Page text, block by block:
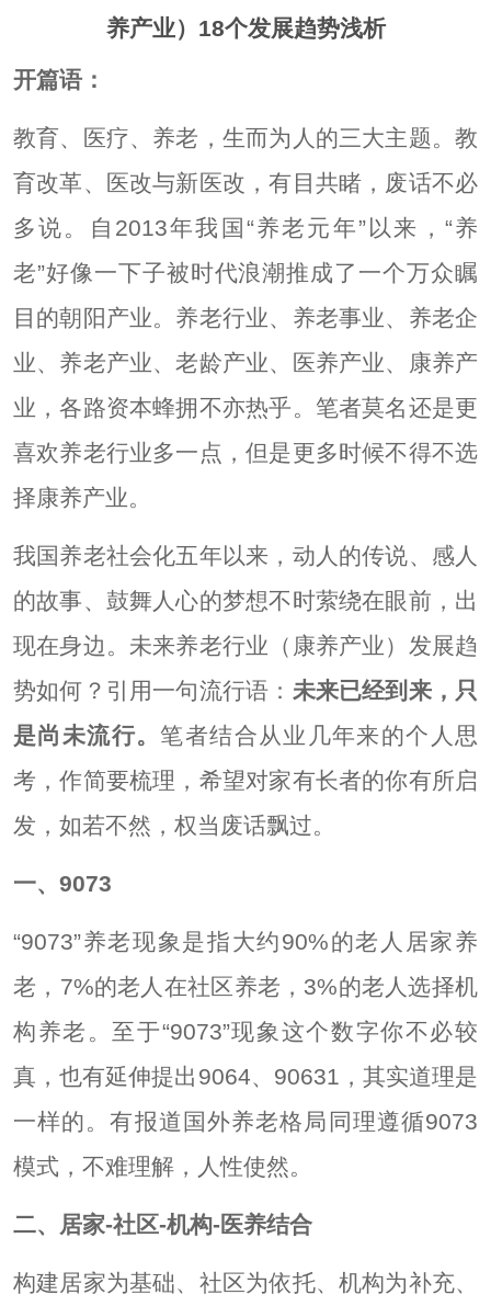
养产业）18个发展趋势浅析
开篇语：
教育、医疗、 养老 ，生而为人的三大主题。教
育改革、医改与新医改，有目共睹，废话不必
多说。自2013年我国“养老元年”以来，“养
老”好像一下子被时代浪潮推成了一个万众瞩
目的朝阳产业。养老行业、养老事业、养老企
业、养老产业、老龄产业、医养产业、康养产
业，各路资本蜂拥不亦热乎。笔者莫名还是更
喜欢养老行业多一点，但是更多时候不得不选
择康养产业。
我国养老社会化五年以来，动人的传说、感人
的故事、鼓舞人心的梦想不时萦绕在眼前，出
现在身边。未来养老行业（康养产业）发展趋
势如何？引用一句流行语： 未来已经到来，只
是尚未流行。 笔者结合从业几年来的个人思
考，作简要梳理，希望对家有长者的你有所启
发，如若不然，权当废话飘过。
一、9073
“9073”养老现象是指大约90%的老人 居家养
老，7%的老人在社区养老，3%的老人选择机
构养老。至于“9073”现象这个数字你不必较
真，也有延伸提出9064、90631，其实道理是
一样的。有报道国外养老格局同理遵循9073
模式，不难理解，人性使然。
二、居家-社区-机构-医养结合
构建居家为基础、社区为依托、机构为补充、